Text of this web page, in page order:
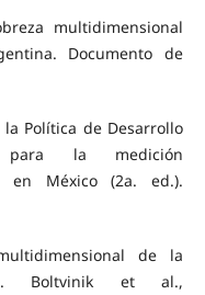
multidimensional
Documento de
Política de Desarrollo
para la medición
en México (2a. ed.).
de la
Boltvinik et al.,